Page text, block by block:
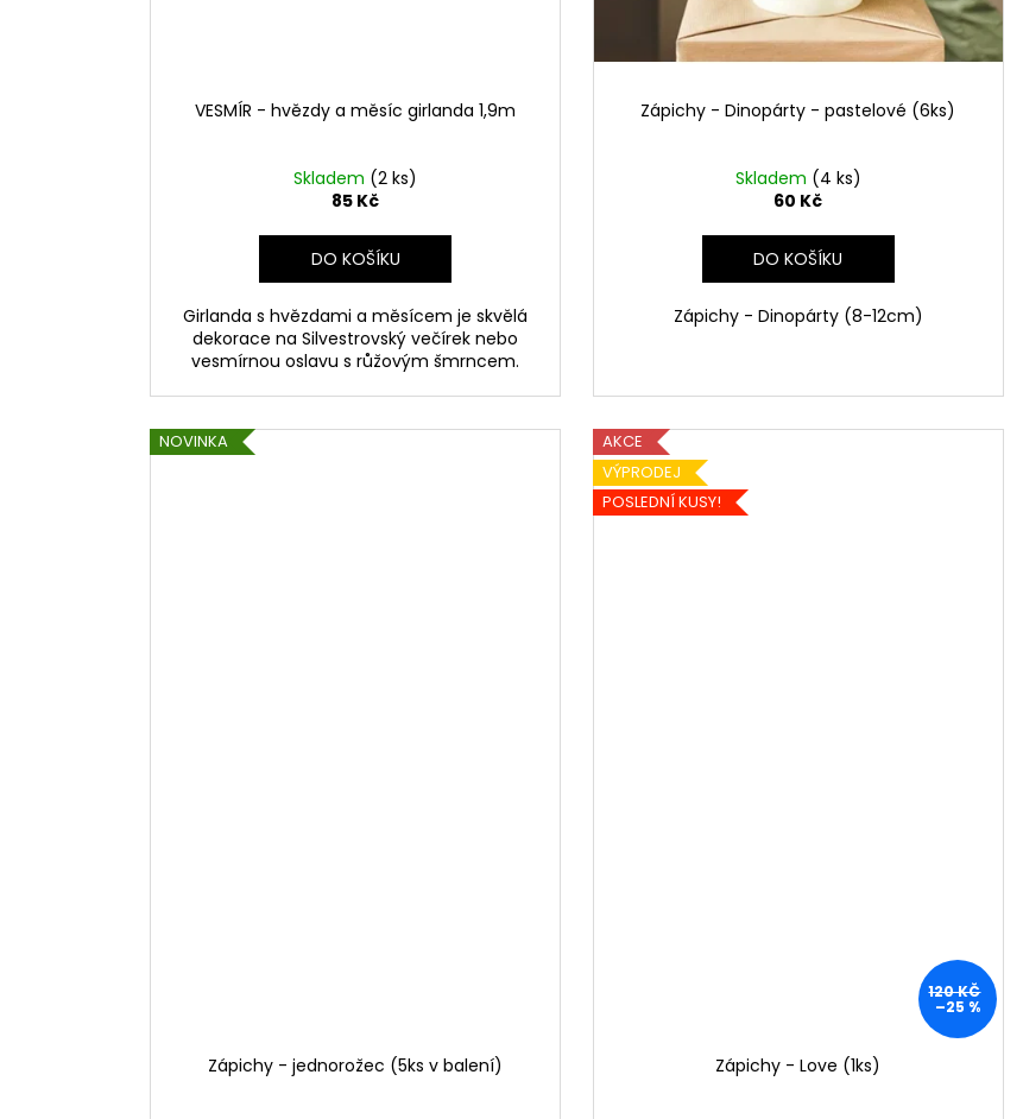
VESMÍR - hvězdy a měsíc girlanda 1,9m
Skladem (2 ks)
85 Kč
DO KOŠÍKU
Girlanda s hvězdami a měsícem je skvělá
dekorace na Silvestrovský večírek nebo
vesmírnou oslavu s růžovým šmrncem.
Zápichy - Dinopárty - pastelové (6ks)
Skladem (4 ks)
60 Kč
DO KOŠÍKU
Zápichy - Dinopárty (8-12cm)
NOVINKA
Zápichy - jednorožec (5ks v balení)
AKCE
VÝPRODEJ
POSLEDNÍ KUSY!
120 KČ
–25 %
Zápichy - Love (1ks)